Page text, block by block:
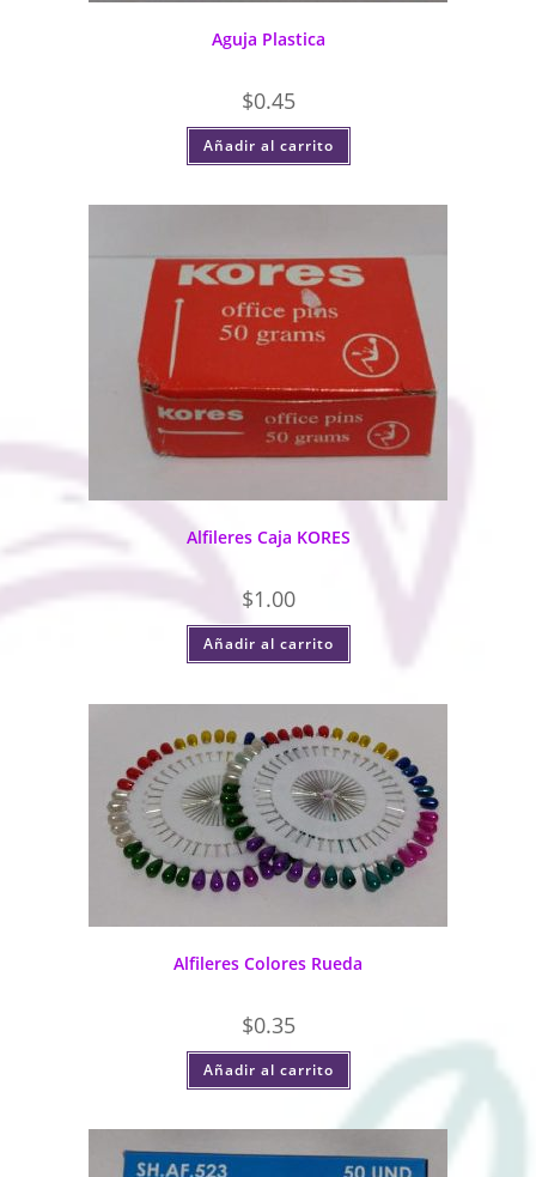
Aguja Plastica
$0.45
Añadir al carrito
Alfileres Caja KORES
$1.00
Añadir al carrito
Alfileres Colores Rueda
$0.35
Añadir al carrito